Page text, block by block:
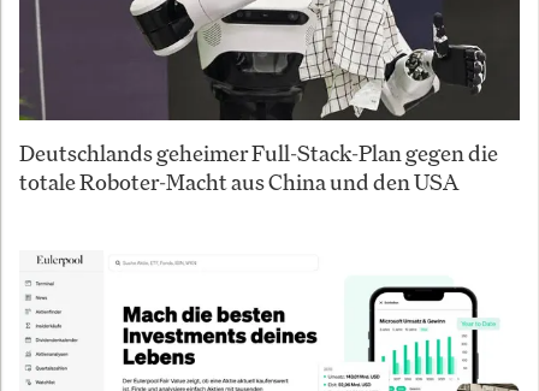
Deutschlands geheimer Full-Stack-Plan gegen die
totale Roboter-Macht aus China und den USA